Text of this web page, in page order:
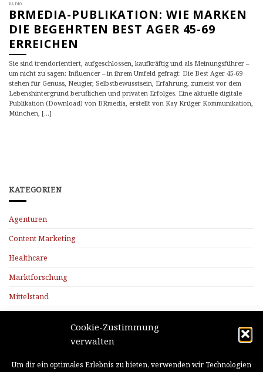
Cookie-Zustimmung
verwalten
Um dir ein optimales Erlebnis zu bieten, verwenden wir Technologien
RADIO
BRMEDIA-PUBLIKATION: WIE MARKEN
DIE BEGEHRTEN BEST AGER 45-69
ERREICHEN
Sie sind trendorientiert, aufgeschlossen, kaufkräftig und als Meinungsführer –
um nicht zu sagen: Influencer – in ihrem Umfeld gefragt: Die Best Ager 45-69
stehen für Genuss, Neugier, Selbstbewusstsein, Erfahrung, zumeist vor dem
Lebenshintergrund beruflichen und privaten Erfolges. Eine aktuelle digitale
Publikation (Download) von BRmedia, erstellt von Kay Krüger Kommunikation,
München, [...]
KATEGORIEN
Agenturen
Content Marketing
Healthcare
Marktforschung
Mittelstand
LETZTE NEWS